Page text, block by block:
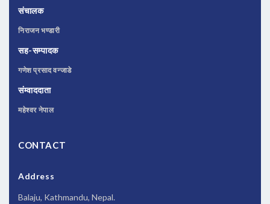
संचालक
निराजन भण्डारी
सह-सम्पादक
गणेश प्रसाद वन्जाडे
संम्वाददाता
महेश्वर नेपाल
CONTACT
Address
Balaju, Kathmandu, Nepal.